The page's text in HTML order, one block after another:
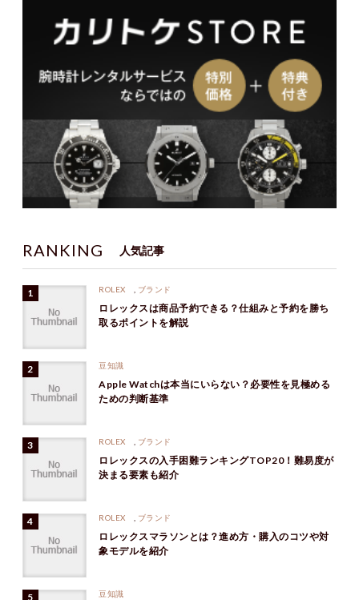
RANKING 人気記事
ROLEX ブランド
ロレックスは商品予約できる？仕組みと予約を勝ち
取るポイントを解説
豆知識
Apple Watchは本当にいらない？必要性を見極める
ための判断基準
ROLEX ブランド
ロレックスの入手困難ランキングTOP20！難易度が
決まる要素も紹介
ROLEX ブランド
ロレックスマラソンとは？進め方・購入のコツや対
象モデルを紹介
豆知識